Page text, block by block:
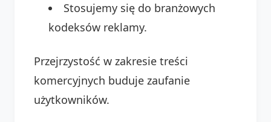
Stosujemy się do branżowych
kodeksów reklamy.
Przejrzystość w zakresie treści
komercyjnych buduje zaufanie
użytkowników.